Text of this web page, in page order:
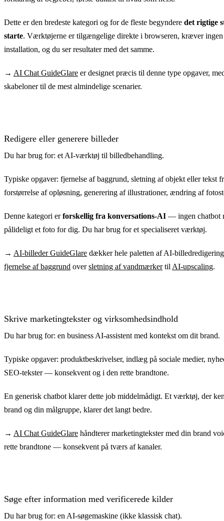
Dette er den bredeste kategori og for de fleste begyndere det rigtige
starte. Værktøjerne er tilgængelige direkte i browseren, kræver ingen
installation, og du ser resultater med det samme.
→ AI Chat GuideGlare er designet præcis til denne type opgaver,
skabeloner til de mest almindelige scenarier.
Redigere eller generere billeder
Du har brug for: et AI-værktøj til billedbehandling.
Typiske opgaver: fjernelse af baggrund, sletning af objekt eller tekst
forstørrelse af opløsning, generering af illustrationer, ændring af
Denne kategori erforskellig fra konversations-AI — ingen chatbot
pålideligt et foto for dig. Du har brug for et specialiseret værktøj.
→ AI-billeder GuideGlare dækker hele paletten af AI-
fjernelse af baggrund oversletning af vandmærkertil AI-upscaling.
Skrive marketingtekster og virksomhedsindhold
Du har brug for: en business AI-assistent med kontekst om dit brand.
Typiske opgaver: produktbeskrivelser, indlæg på sociale medier,
SEO-tekster — konsekvent og i den rette brandtone.
En generisk chatbot klarer dette job middelmådigt. Et værktøj, der
brand og din målgruppe, klarer det langt bedre.
→ AI Chat GuideGlare håndterer marketingtekster med din brand
rette brandtone — konsekvent på tværs af kanaler.
Søge efter information med verificerede kilder
Du har brug for: en AI-søgemaskine (ikke klassisk chat).